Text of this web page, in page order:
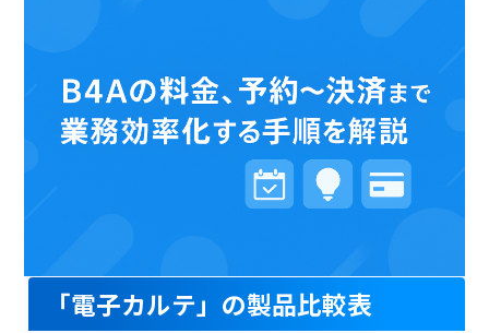
「電子カルテ」の製品比較表